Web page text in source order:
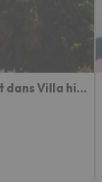
Studio avec terrasse vue Tourmalet dans Villa historique "Victoria"